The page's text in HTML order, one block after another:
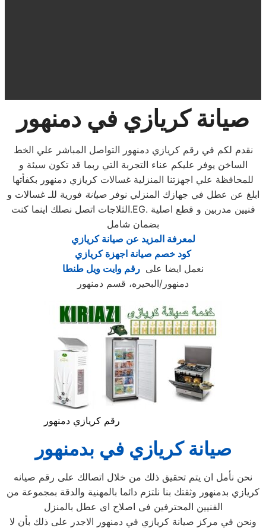
صيانة كريازي في دمنهور
نقدم لكم في رقم كريازي دمنهور التواصل المباشر علي الخط
الساخن يوفر عليكم عناء التجربة التي ربما قد تكون سيئة و
للمحافظة علي اجهزتنا المنزلية غسالات كريازي دمنهور بكفأتها
ابلغ عن عطل في جهازك المنزلي نوفرصيانة فورية للـ غسالات و
الثلاجات اتصل نصلك اينما كنت.EG. فنيين مدربين و قطع اصلية
بضمان شامل
لمعرفة المزيد عن صيانة كريازي
كود خصم صيانة اجهزة كريازي
نعمل ايضا على رقم وايت ويل طنطا
دمنهور/البحيره، قسم دمنهور
رقم كريازي دمنهور
صيانة كريازي في بدمنهور
نحن نأمل ان يتم تحقيق ذلك من خلال اتصالك على رقم صيانه
كريازي بدمنهور وثقتك بنا نلتزم دائما بالمهنية والدقة بمجموعة من
الفنيين المحترفين فى اصلاح اى عطل بالمنزل
ونحن في مركز صيانة كريازي في دمنهور الاجدر على ذلك بأن لا